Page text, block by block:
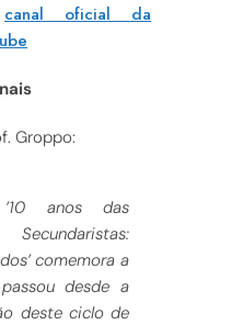
canal oficial da
Groppo:
anos das
comemora a
desde a
deste ciclo de